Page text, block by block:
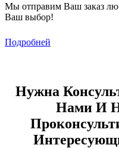
Мы отправим Ваш заказ
Ваш выбор!
Подробней
Нужна
Нами И